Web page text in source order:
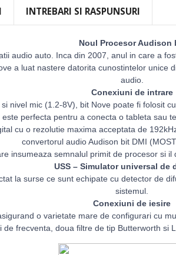
INTREBARI SI RASPUNSURI
Noul Procesor Audison
audio auto. Inca din 2007, anul in care a
a luat nastere datorita cunostintelor
audio.
Conexiuni de intrare
nivel mic (1.2-8V), bit Nove poate fi folosit
perfecta pentru a conecta o tableta sau
cu o rezolutie maxima acceptata de
convertorul audio Audison bit DMI
insumeaza semnalul primit de procesor si
USS – Simulator universal de
la surse ce sunt echipate cu detector de
sistemul.
Conexiuni de iesire
o varietate mare de configurari cu
frecventa, doua filtre de tip Butterworth si